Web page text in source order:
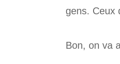
gens. Ceux
Bon, on va